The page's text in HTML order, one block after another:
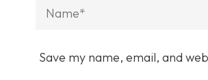
Name
Save my name, email, and